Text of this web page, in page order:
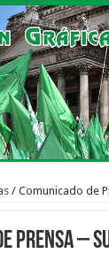
/ Comunicado de
Prensa –